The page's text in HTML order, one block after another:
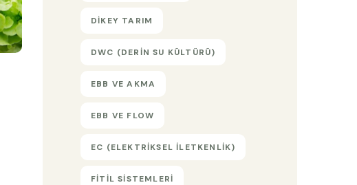
DIKEY TARIM
DWC (DERIN SU KÜLTÜRÜ)
EBB VE AKMA
EBB VE FLOW
EC (ELEKTRIKSEL ILETKENLIK)
FITIL SISTEMLERI